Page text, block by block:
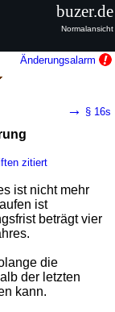
Änderungsalarm
durch
Vorschriften
Zwangsmittel
→ § 16s
zitiert
ist nicht mehr
ist
beträgt vier
die
der letzten
kann.
buzer.de
Normalansicht